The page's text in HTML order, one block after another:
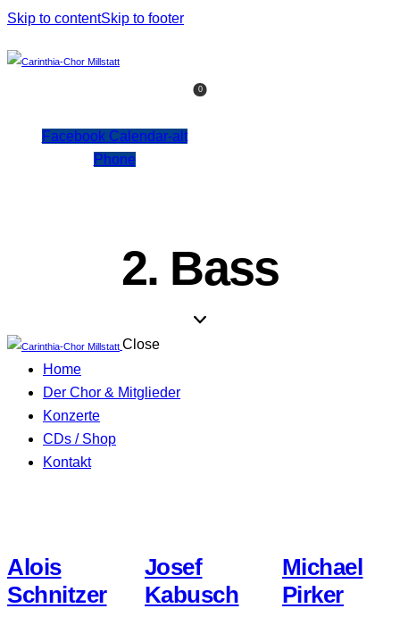
Skip to contentSkip to footer
0
Facebook Calendar-alt
Phone
2. Bass
Close
Home
Der Chor & Mitglieder
Konzerte
CDs / Shop
Kontakt
Alois
Schnitzer
Josef
Kabusch
Michael
Pirker